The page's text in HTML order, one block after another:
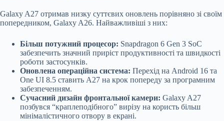
Galaxy A27 отримав низку суттєвих оновлень порівняно зі своїм
попередником, Galaxy A26. Найважливіші з них:
Більш потужний процесор: Snapdragon 6 Gen 3 SoC
забезпечить значний приріст продуктивності та швидкості
роботи застосунків.
Оновлена операційна система: Перехід на Android 16 та
One UI 8.5 ставить A27 на крок попереду за програмним
забезпеченням.
Сучасний дизайн фронтальної камери: Galaxy A27
позбувся “краплеподібного” вирізу на користь більш
мінімалістичного отвору в екрані.